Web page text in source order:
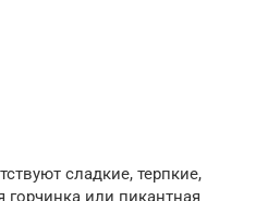
сладкие, терпкие,
горчинка или пикантная